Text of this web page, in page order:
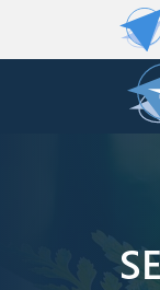
Skip to main